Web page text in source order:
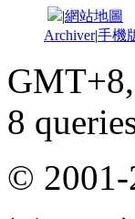
|網站地圖
Archiver|手機
8
© 2001-